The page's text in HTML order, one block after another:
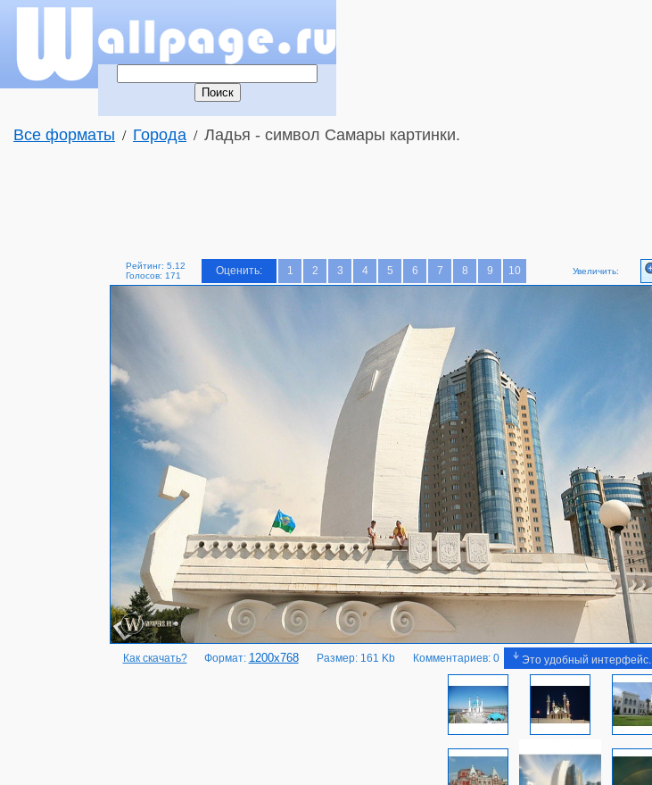
Все форматы / Города / Ладья - символ Самары картинки.
Рейтинг: 5.12
Голосов: 171
Оценить: 1 2 3 4 5 6 7 8 9 10 Увеличить:
Как скачать? Формат: 1200x768 Размер: 161 Kb Комментариев: 0 Это удобный интерфейс.